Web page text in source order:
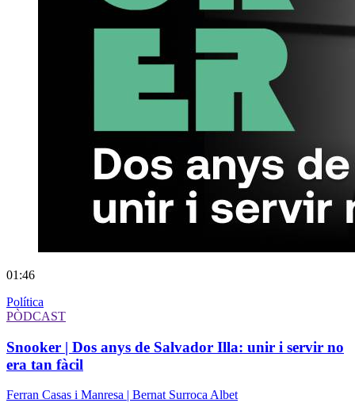
01:46
Política
PÒDCAST
Snooker | Dos anys de Salvador Illa: unir i servir no
era tan fàcil
Ferran Casas i Manresa | Bernat Surroca Albet